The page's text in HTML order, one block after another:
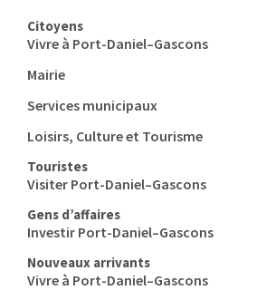
Citoyens
Vivre à Port-Daniel–Gascons
Mairie
Services municipaux
Loisirs, Culture et Tourisme
Touristes
Visiter Port-Daniel–Gascons
Gens d’affaires
Investir Port-Daniel–Gascons
Nouveaux arrivants
Vivre à Port-Daniel–Gascons